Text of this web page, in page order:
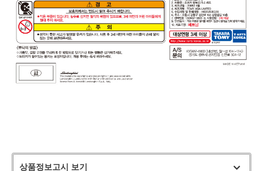
상품정보고시 보기